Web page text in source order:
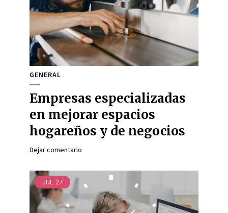
GENERAL
Empresas especializadas
en mejorar espacios
hogareños y de negocios
Dejar comentario
JUL 27